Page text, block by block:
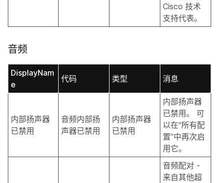
Cisco 技术
支持代表。
音频
DisplayNam
e
代码 类型 消息
内部扬声器
已禁用
音频内部扬
声器已禁用
内部扬声器
已禁用
内部扬声器
已禁用。 可
以在“所有配
置”中再次启
用它。
音频配对 -
来自其他超